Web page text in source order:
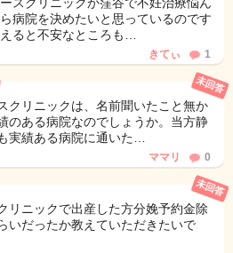
病院を決めたいと思っているのです
ると不安なところも…
きてぃ 1
クリニックは、名前聞いたこと無か
のある病院なのでしょうか。当方静
実績ある病院に通いた…
未回答
ママリ 0
リニックで出産した方分娩予約金除
いだったか教えていただきたいで
未回答